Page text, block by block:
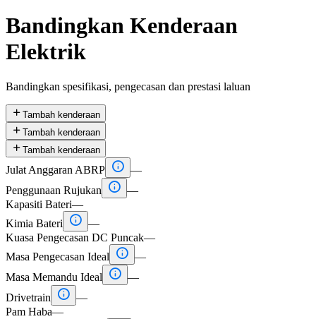
Bandingkan Kenderaan
Elektrik
Bandingkan spesifikasi, pengecasan dan prestasi laluan
 Tambah kenderaan
 Tambah kenderaan
 Tambah kenderaan
Julat Anggaran ABRP  —
Penggunaan Rujukan
 —
Kapasiti Bateri—
Kimia Bateri
 —
Kuasa Pengecasan DC Puncak—
Masa Pengecasan Ideal
 —
Masa Memandu Ideal
 —
Drivetrain
 —
Pam Haba—